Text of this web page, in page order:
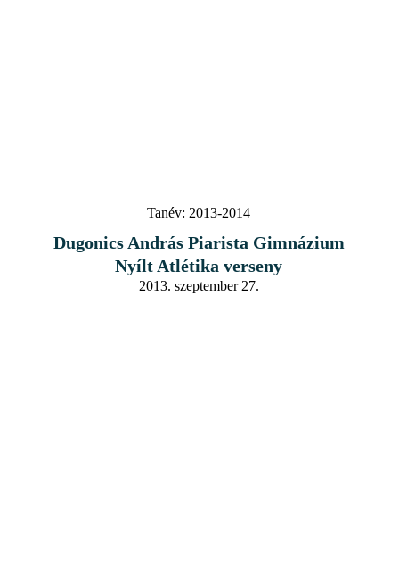
Tanév: 2013-2014
Dugonics András Piarista Gimnázium
Nyílt Atlétika verseny
2013. szeptember 27.